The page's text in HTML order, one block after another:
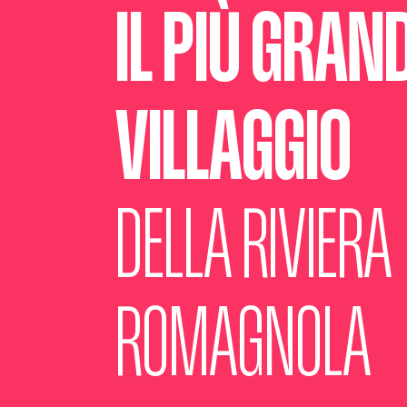
IL PIÙ
VILLAGGIO
DELLA RIVIERA
ROMAGNOLA